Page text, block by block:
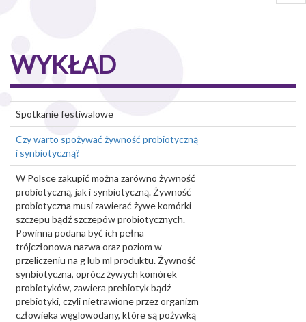
WYKŁAD
Spotkanie festiwalowe
Czy warto spożywać żywność probiotyczną
i synbiotyczną?
W Polsce zakupić można zarówno żywność
probiotyczną, jak i synbiotyczną. Żywność
probiotyczna musi zawierać żywe komórki
szczepu bądź szczepów probiotycznych.
Powinna podana być ich pełna
trójczłonowa nazwa oraz poziom w
przeliczeniu na g lub ml produktu. Żywność
synbiotyczna, oprócz żywych komórek
probiotyków, zawiera prebiotyk bądź
prebiotyki, czyli nietrawione przez organizm
człowieka węglowodany, które są pożywką